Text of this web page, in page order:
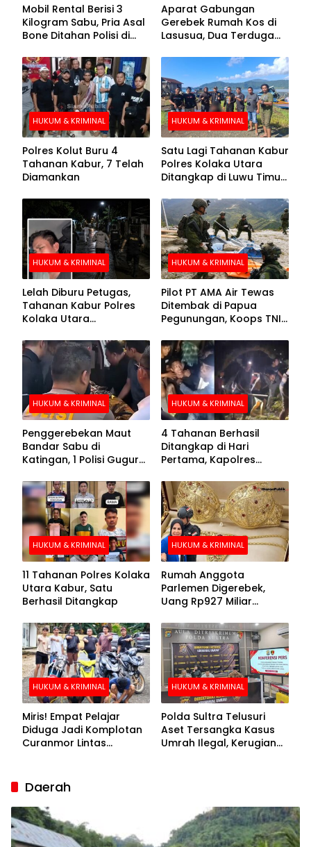
Mobil Rental Berisi 3
Kilogram Sabu, Pria Asal
Bone Ditahan Polisi di
Aparat Gabungan
Gerebek Rumah Kos di
Lasusua, Dua Terduga
HUKUM & KRIMINAL
Polres Kolut Buru 4
Tahanan Kabur, 7 Telah
Diamankan
HUKUM & KRIMINAL
Satu Lagi Tahanan Kabur
Polres Kolaka Utara
Ditangkap di Luwu Timur,
HUKUM & KRIMINAL
Lelah Diburu Petugas,
Tahanan Kabur Polres
Kolaka Utara
HUKUM & KRIMINAL
Pilot PT AMA Air Tewas
Ditembak di Papua
Pegunungan, Koops TNI
Evakuasi Jenazah
Korban
HUKUM & KRIMINAL
Penggerebekan Maut
Bandar Sabu di
Katingan, 1 Polisi Gugur
HUKUM & KRIMINAL
4 Tahanan Berhasil
Ditangkap di Hari
Pertama, Kapolres
Buronan Segera
Menyerahkan Diri
HUKUM & KRIMINAL
11 Tahanan Polres Kolaka
Utara Kabur, Satu
Berhasil Ditangkap
HUKUM & KRIMINAL
Rumah Anggota
Parlemen Digerebek,
Uang Rp927 Miliar
HUKUM & KRIMINAL
Miris! Empat Pelajar
Diduga Jadi Komplotan
Curanmor Lintas
HUKUM & KRIMINAL
Polda Sultra Telusuri
Aset Tersangka Kasus
Umrah Ilegal, Kerugian
Daerah